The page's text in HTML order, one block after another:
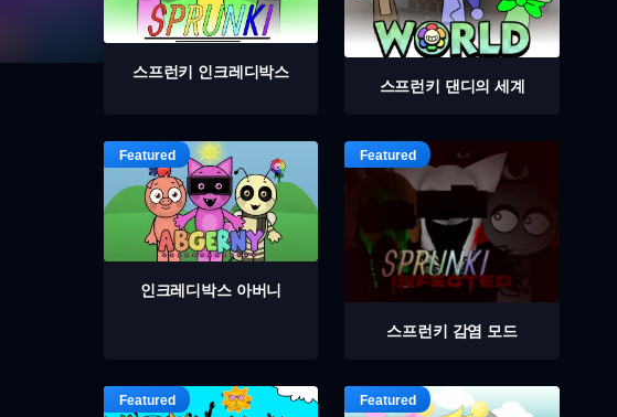
스프런키 인크레디박스
스프런키 댄디의 세계
인크레디박스 아버니
스프런키 감염 모드